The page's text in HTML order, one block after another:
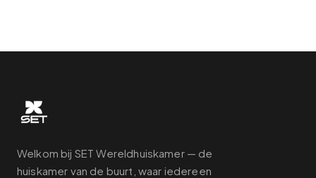
Welkom bij SET Wereldhuiskamer — de
huiskamer van de buurt, waar iedereen